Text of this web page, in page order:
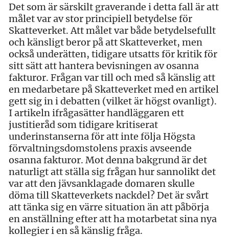
Det som är särskilt graverande i detta fall är att
målet var av stor principiell betydelse för
Skatteverket. Att målet var både betydelsefullt
och känsligt beror på att Skatteverket, men
också underätten, tidigare utsatts för kritik för
sitt sätt att hantera bevisningen av osanna
fakturor. Frågan var till och med så känslig att
en medarbetare på Skatteverket med en artikel
gett sig in i debatten (vilket är högst ovanligt).
I artikeln ifrågasätter handläggaren ett
justitieråd som tidigare kritiserat
underinstanserna för att inte följa Högsta
förvaltningsdomstolens praxis avseende
osanna fakturor. Mot denna bakgrund är det
naturligt att ställa sig frågan hur sannolikt det
var att den jävsanklagade domaren skulle
döma till Skatteverkets nackdel? Det är svårt
att tänka sig en värre situation än att påbörja
en anställning efter att ha motarbetat sina nya
kollegier i en så känslig fråga.